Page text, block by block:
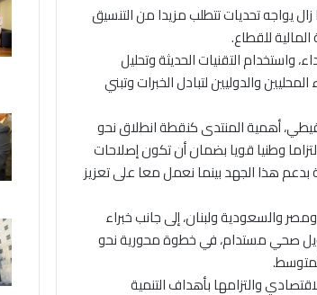
يواجه تحديات تتطلب مزيدا من التنسيق
للقطاع.
التقنيات الحديثة وتحليل
والدوليين لتبادل الخبرات وتبني
أهمية المنتدى كنقطة انطلاق نحو
وطنيا قويا بضمان أن تكون إصلاحات
هذا الجهد بينما نعمل معا على تعزيز
والسعودية ولبنان، إلى جانب خبراء
تمويل صحي مستدام، في خطوة محورية نحو
والتزامها بأهداف التنمية